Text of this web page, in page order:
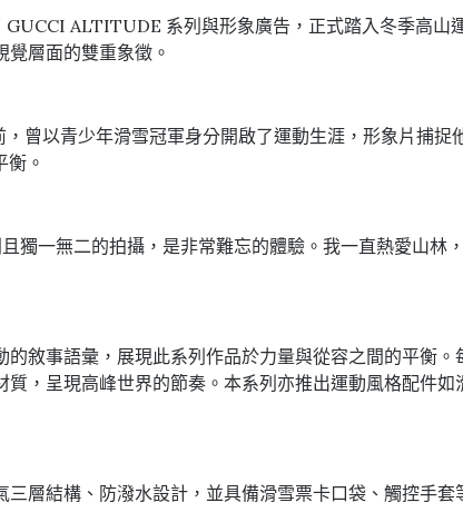
ALTITUDE 系列與形象廣告，正式踏入冬季高
層面的雙重象徵。
曾以青少年滑雪冠軍身分開啟了運動生涯，形象片捕
。
獨一無二的拍攝，是非常難忘的體驗。我一直熱愛山林
敘事語彙，展現此系列作品於力量與從容之間的平衡
，呈現高峰世界的節奏。本系列亦推出運動風格配件
層結構、防潑水設計，並具備滑雪票卡口袋、觸控手